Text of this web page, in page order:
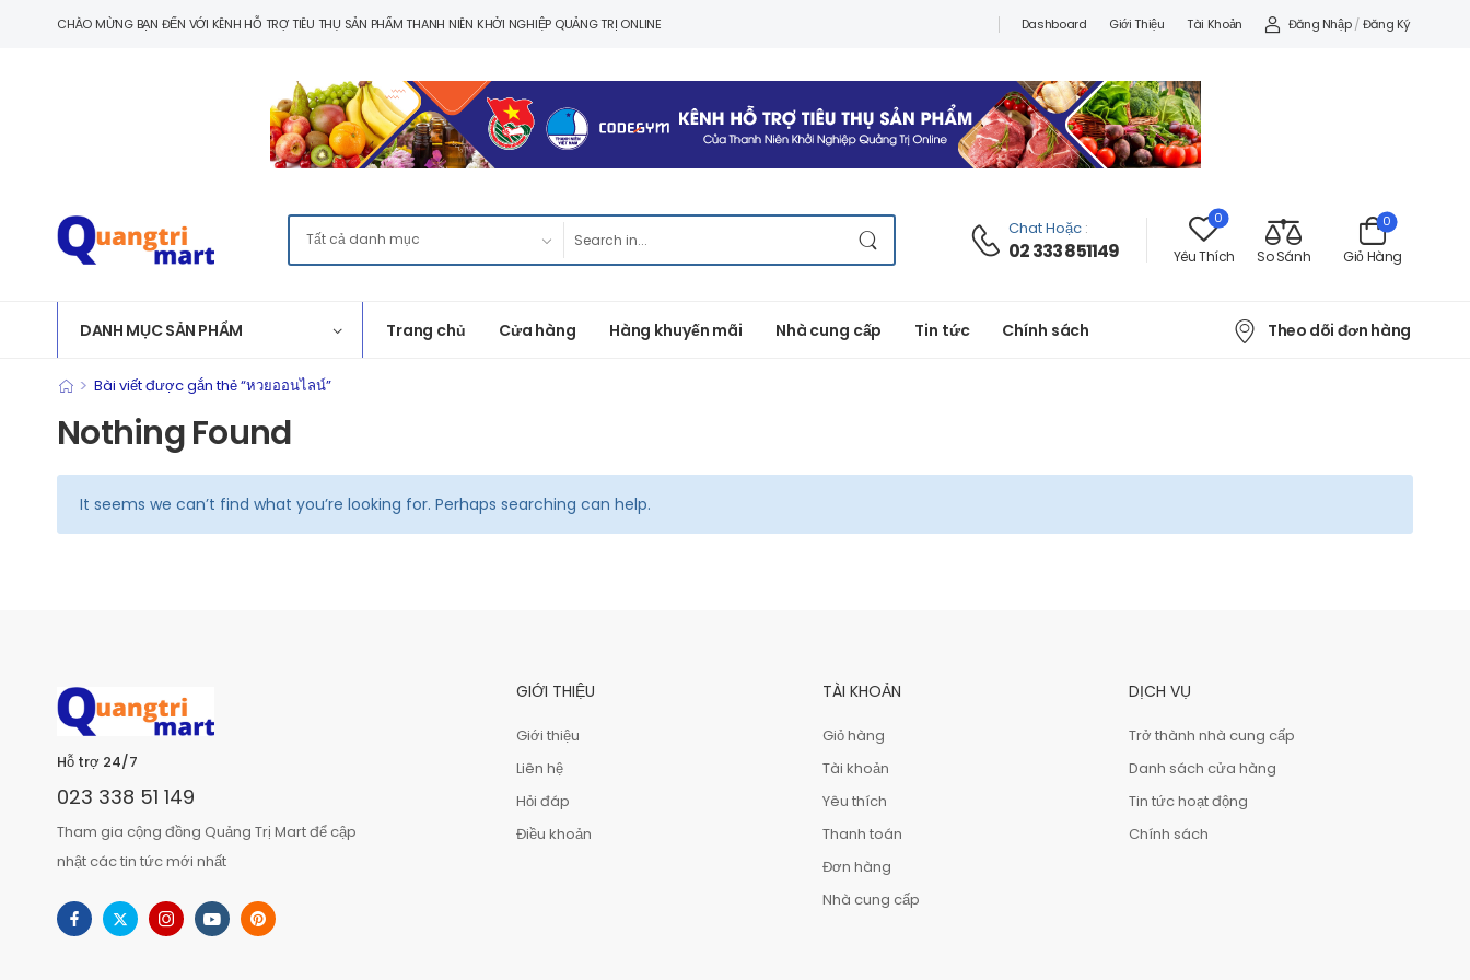
CHÀO MỪNG BẠN ĐẾN VỚI KÊNH HỖ TRỢ TIÊU THỤ SẢN PHẨM THANH NIÊN KHỞI NGHIỆP QUẢNG TRỊ ONLINE Dashboard Giới Thiệu Tài Khoản Đăng Nhập / Đăng Ký
Chat Hoặc :
02 333 851149
0
Yêu Thích So Sánh Giỏ Hàng
0
DANH MỤC SẢN PHẨM Trang chủ Cửa hàng Hàng khuyến mãi Nhà cung cấp Tin tức Chính sách Theo dõi đơn hàng
> Bài viết được gắn thẻ “หวยออนไลน์”
Nothing Found
It seems we can’t find what you’re looking for. Perhaps searching can help.
Hỗ trợ 24/7
023 338 51 149
Tham gia cộng đồng Quảng Trị Mart để cập
nhật các tin tức mới nhất
GIỚI THIỆU
Giới thiệu
Liên hệ
Hỏi đáp
Điều khoản
TÀI KHOẢN
Giỏ hàng
Tài khoản
Yêu thích
Thanh toán
Đơn hàng
Nhà cung cấp
DỊCH VỤ
Trở thành nhà cung cấp
Danh sách cửa hàng
Tin tức hoạt động
Chính sách